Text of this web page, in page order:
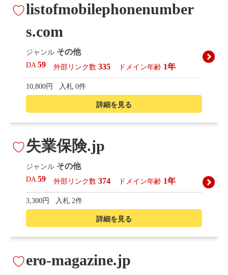
詳細を見る
listofmobilephonenumber
s.com
ジャンル その他
DA59 外部リンク数 335 ドメイン年齢 1年
10,800円 入札 0件
詳細を見る
失業保険.jp
ジャンル その他
DA59 外部リンク数 374 ドメイン年齢 1年
3,300円 入札 2件
ero-magazine.jp